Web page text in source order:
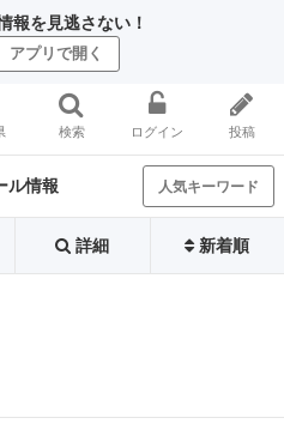
報を見逃さない！
アプリで開く
検索 ログイン 投稿
ル情報 人気キーワード
詳細 新着順